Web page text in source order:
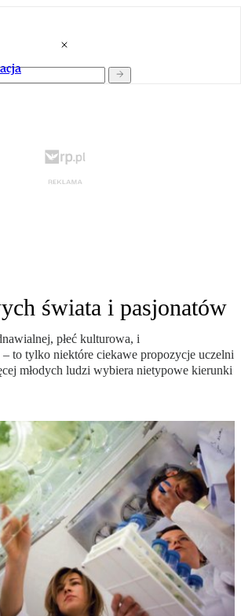
świata i pasjonatów
płeć kulturowa, i
to tylko niektóre ciekawe propozycje uczelni
młodych ludzi wybiera nietypowe kierunki